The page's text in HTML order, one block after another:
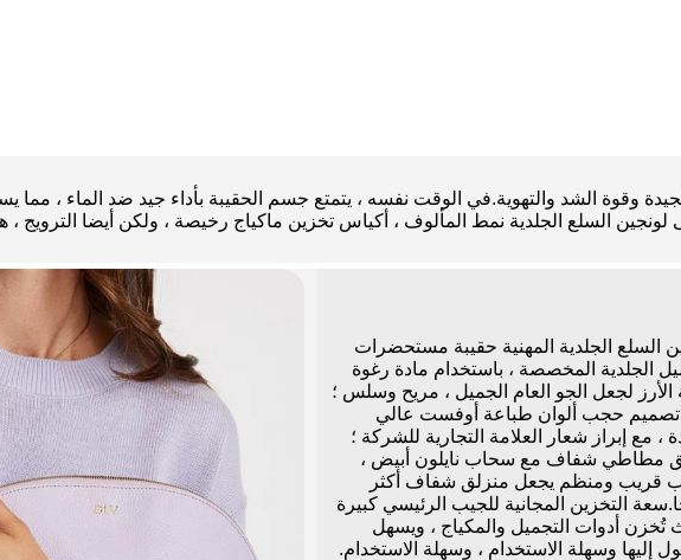
وقوة الشد والتهوية.في الوقت نفسه ، يتمتع جسم الحقيبة بأداء جيد ضد الماء ،
السلع الجلدية نمط المألوف ، أكياس تخزين ماكياج رخيصة ، ولكن أيضا الترويج ،
السلع الجلدية المهنية حقيبة مستحضرات
الجلدية المخصصة ، باستخدام مادة رغوة
الأرز لجعل الجو العام الجميل ، مريح وسلس ؛
تصميم حجب ألوان طباعة أوفست عالي
، مع إبراز شعار العلامة التجارية للشركة ؛
مطاطي شفاف مع سحاب نايلون أبيض ،
قريب ومنظم يجعل منزلق شفاف أكثر
التخزين المجانية للجيب الرئيسي كبيرة
تُخزن أدوات التجميل والمكياج ، ويسهل
إليها وسهلة الاستخدام ، وسهلة الاستخدام.